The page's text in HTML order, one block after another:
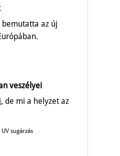
bemutatta az új
veszélyei
de mi a helyzet az
UV sugárzás